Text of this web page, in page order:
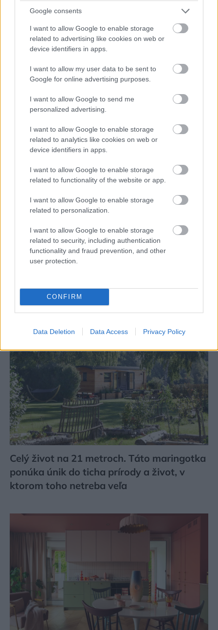
Google consents
I want to allow Google to enable storage
related to advertising like cookies on web or
device identifiers in apps.
I want to allow my user data to be sent to
Google for online advertising purposes.
I want to allow Google to send me
personalized advertising.
I want to allow Google to enable storage
related to analytics like cookies on web or
device identifiers in apps.
I want to allow Google to enable storage
related to functionality of the website or app.
I want to allow Google to enable storage
related to personalization.
I want to allow Google to enable storage
related to security, including authentication
functionality and fraud prevention, and other
user protection.
CONFIRM
Data Deletion Data Access Privacy Policy
trojpodlažný dom
Pozrite si viac
Tieto kroky vám pomôžu zbaviť sa ho
Celý život na 21 metroch. Táto maringotka
ponúka únik do ticha prírody a život, v
ktorom toho netreba veľa